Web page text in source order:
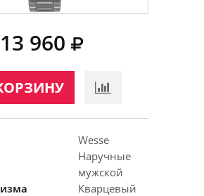
13 960
Wesse
Наручные
мужской
Кварцевый